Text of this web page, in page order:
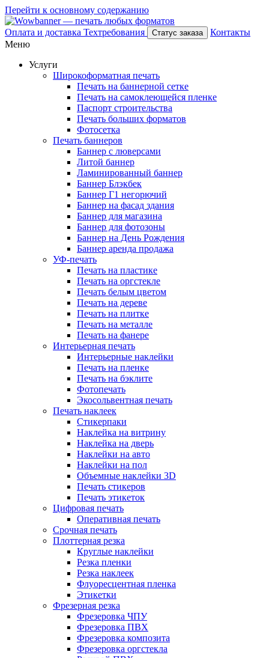
Перейти к основному содержанию
Оплата и доставка Техтребования Статус заказа
Контакты
Меню
Услуги
Широкоформатная печать
Печать на баннерной сетке
Печать на самоклеющейся пленке
Паспорт строительства
Печать больших форматов
Фотосетка
Печать баннеров
Баннер с люверсами
Литой баннер
Ламинированный баннер
Баннер Блэкбек
Баннер Г1 негорючий
Баннер на фасад здания
Баннер для магазина
Баннер для фотозоны
Баннер на День Рождения
Баннер аренда продажа
УФ-печать
Печать на пластике
Печать на оргстекле
Печать белым цветом
Печать на дереве
Печать на плитке
Печать на металле
Печать на фанере
Интерьерная печать
Интерьерные наклейки
Печать на пленке
Печать на бэклите
Фотопечать
Экосольвентная печать
Печать наклеек
Стикерпаки
Наклейка на витрину
Наклейка на дверь
Наклейки на авто
Наклейки на пол
Объемные наклейки 3D
Печать стикеров
Печать этикеток
Цифровая печать
Оперативная печать
Срочная печать
Плоттерная резка
Круглые наклейки
Резка пленки
Резка наклеек
Флуоресцентная пленка
Этикетки
Фрезерная резка
Фрезеровка ЧПУ
Фрезеровка ПВХ
Фрезеровка композита
Фрезеровка оргстекла